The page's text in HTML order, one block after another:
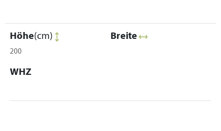
Höhe(cm)
200
Breite
WHZ